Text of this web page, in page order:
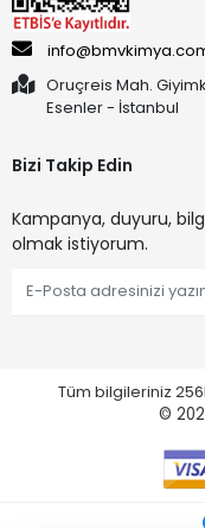
Oruçreis Mah.
Esenler - İstanbul
Bizi Takip Edin
Kampanya, duyuru,
olmak istiyorum.
Tüm bilgileriniz
©